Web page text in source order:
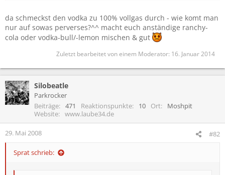
da schmeckst den vodka zu 100% vollgas durch - wie komt man
nur auf sowas perverses?^^ macht euch anständige ranchy-
cola oder vodka-bull/-lemon mischen & gut
Zuletzt bearbeitet von einem Moderator: 16. Januar 2014
Silobeatle
Parkrocker
Beiträge
471 Reaktionspunkte 10 Ort
Moshpit
Website
www.laube34.de
29. Mai 2008 #82
Sprat schrieb: